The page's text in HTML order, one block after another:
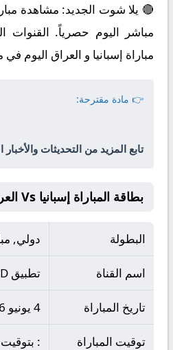
🔴 يلا شوت الجديد: مشاهدة
مباشر اليوم حصرياً. القنوات
مباراة إسبانيا و العراق اليوم
👉 مادة مقترحة:
تابع المزيد من التحديثات والأخبار
بطاقة المباراة إسبانيا Vs العراق
البطولة دولي,
اسم القناة تطبيق TOD
تاريخ المباراة 4 يونيو 2026
توقيت المباراة :